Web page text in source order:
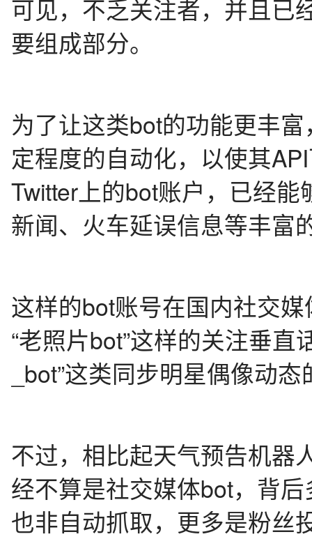
可见，不乏关注者，并且已
要组成部分。
为了让这类bot的功能更丰
定程度的自动化，以使其
Twitter上的bot账户，已经
新闻、火车延误信息等丰富
这样的bot账号在国内社交
“老照片bot”这样的关注垂
_bot”这类同步明星偶像动
不过，相比起天气预告机器
经不算是社交媒体bot，背
也非自动抓取，更多是粉丝